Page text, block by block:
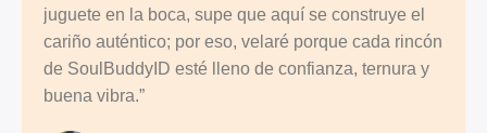
juguete en la boca, supe que aquí se construye el
cariño auténtico; por eso, velaré porque cada rincón
de SoulBuddyID esté lleno de confianza, ternura y
buena vibra.”